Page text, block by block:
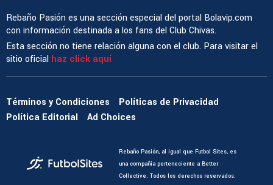
Rebaño Pasión es una sección especial del portal Bolavip.com
con información destinada a los fans del Club Chivas.
Esta sección no tiene relación alguna con el club. Para visitar el
sitio oficial haz click aquí
Términos y Condiciones
Políticas de Privacidad
Política Editorial
Ad Choices
Rebaño Pasión, al igual que Futbol Sites, es
una compañía perteneciente a Better
Collective. Todos los derechos reservados.